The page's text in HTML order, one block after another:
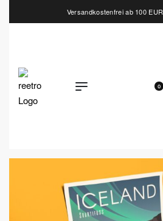
Versandkostenfrei ab 100
0